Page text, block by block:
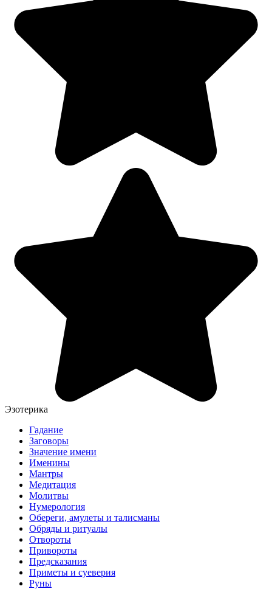
Эзотерика
Гадание
Заговоры
Значение имени
Именины
Мантры
Медитация
Молитвы
Нумерология
Обереги, амулеты и талисманы
Обряды и ритуалы
Отвороты
Привороты
Предсказания
Приметы и суеверия
Руны